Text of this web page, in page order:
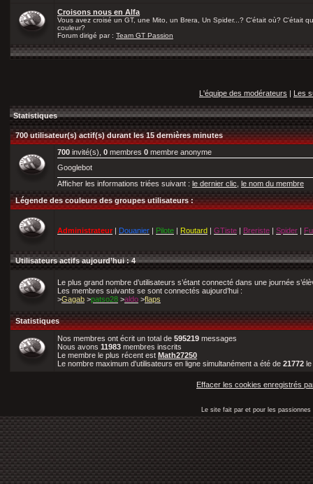
Croisons nous en Alfa
Vous avez croisé un GT, une Mito, un Brera, Un Spider...? C'était où? C'était
couleur?
Forum dirigé par : Team GT Passion
L'équipe des modérateurs | Les
Statistiques
700 utilisateur(s) actif(s) durant les 15 dernières minutes
700 invité(s), 0 membres 0 membre anonyme
Googlebot
Afficher les informations triées suivant : le dernier clic le nom du membre
Légende des couleurs des groupes utilisateurs :
Administrateur | Douanier | Pilote | Routard | GTiste | Breriste | Spider |
Utilisateurs actifs aujourd’hui : 4
Le plus grand nombre d’utilisateurs s’étant connecté dans une journée
Les membres suivants se sont connectés aujourd’hui :
>Gagab >patso28 >aldo >flaps
Statistiques
Nos membres ont écrit un total de 595219 messages
Nous avons 11983 membres inscrits
Le membre le plus récent est Math27250
Le nombre maximum d'utilisateurs en ligne simultanément a été de 21772 le
Effacer les cookies enregistrés
Le site fait par et pour les